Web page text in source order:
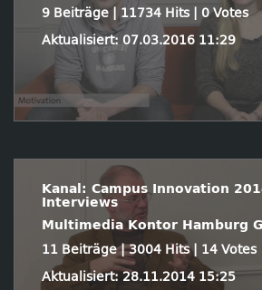
9 Beiträge | 11734 Hits | 0 Votes
Aktualisiert: 07.03.2016 11:29
Kanal: Campus Innovation
Interviews
Multimedia Kontor Hamburg
11 Beiträge | 3004 Hits | 14 Votes
Aktualisiert: 28.11.2014 15:25